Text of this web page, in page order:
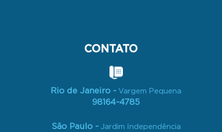
CONTATO
Rio de Janeiro - Vargem Pequena
98164-4785
São Paulo -Jardim Independência